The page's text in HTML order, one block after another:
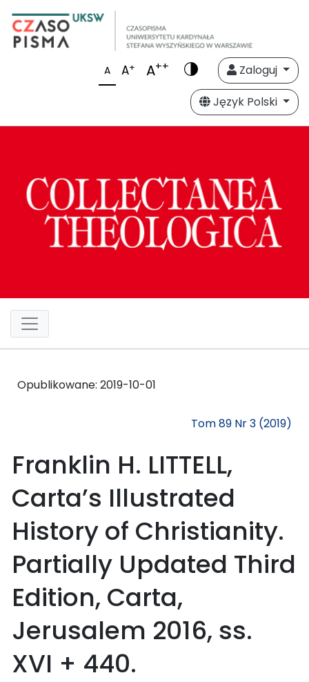
A A+ A++
Zaloguj
Język Polski
Opublikowane: 2019-10-01
Tom 89 Nr 3 (2019)
Franklin H. LITTELL,
Carta’s Illustrated
History of Christianity.
Partially Updated Third
Edition, Carta,
Jerusalem 2016, ss.
XVI + 440.